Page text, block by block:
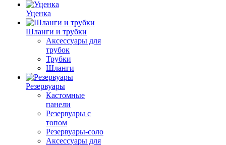
Уценка
Шланги и трубки
Аксессуары для
трубок
Трубки
Шланги
Резервуары
Кастомные
панели
Резервуары с
топом
Резервуары-соло
Аксессуары для